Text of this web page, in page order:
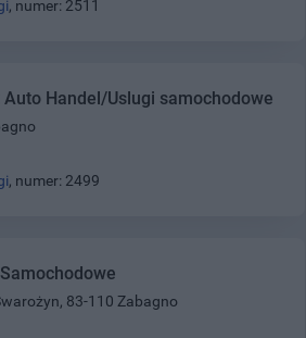
, numer: 2511
Auto Handel/Uslugi samochodowe
, numer: 2499
83-110 Zabagno